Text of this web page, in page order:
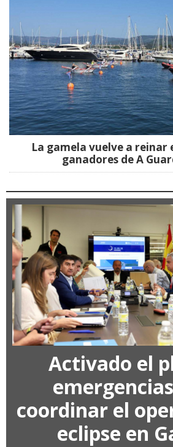
La gamela vuelve a reinar
ganadores de A
Activado el
coordinar el
eclipse en